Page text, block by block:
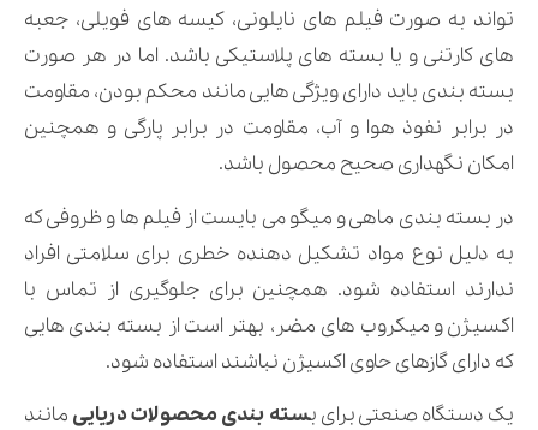
تواند به صورت فیلم های نایلونی، کیسه های فویلی، جعبه
های کارتنی و یا بسته های پلاستیکی باشد. اما در هر صورت
بسته بندی باید دارای ویژگی هایی مانند محکم بودن، مقاومت
در برابر نفوذ هوا و آب، مقاومت در برابر پارگی و همچنین
امکان نگهداری صحیح محصول باشد.
در بسته بندی ماهی و میگو می بایست از فیلم ها و ظروفی که
به دلیل نوع مواد تشکیل دهنده خطری برای سلامتی افراد
ندارند استفاده شود. همچنین برای جلوگیری از تماس با
اکسیژن و میکروب های مضر، بهتر است از بسته بندی هایی
که دارای گازهای حاوی اکسیژن نباشند استفاده شود.
یک دستگاه صنعتی برای بسته بندی محصولات دریایی مانند